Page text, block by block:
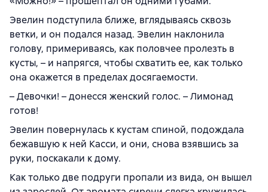
Эвелин подступила ближе, вглядываясь сквозь
ветки, и он подался назад. Эвелин наклонила
голову, примериваясь, как половчее пролезть в
кусты, – и напрягся, чтобы схватить ее, как только
она окажется в пределах досягаемости.
– Девочки! – донесся женский голос. – Лимонад
готов!
Эвелин повернулась к кустам спиной, подождала
бежавшую к ней Касси, и они, снова взявшись за
руки, поскакали к дому.
Как только две подруги пропали из вида, он вышел